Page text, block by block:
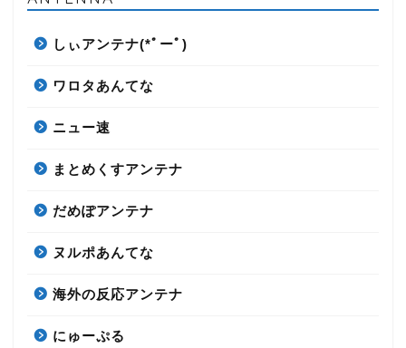
しぃアンテナ(*ﾟーﾟ)
ワロタあんてな
ニュー速
まとめくすアンテナ
だめぽアンテナ
ヌルポあんてな
海外の反応アンテナ
にゅーぷる